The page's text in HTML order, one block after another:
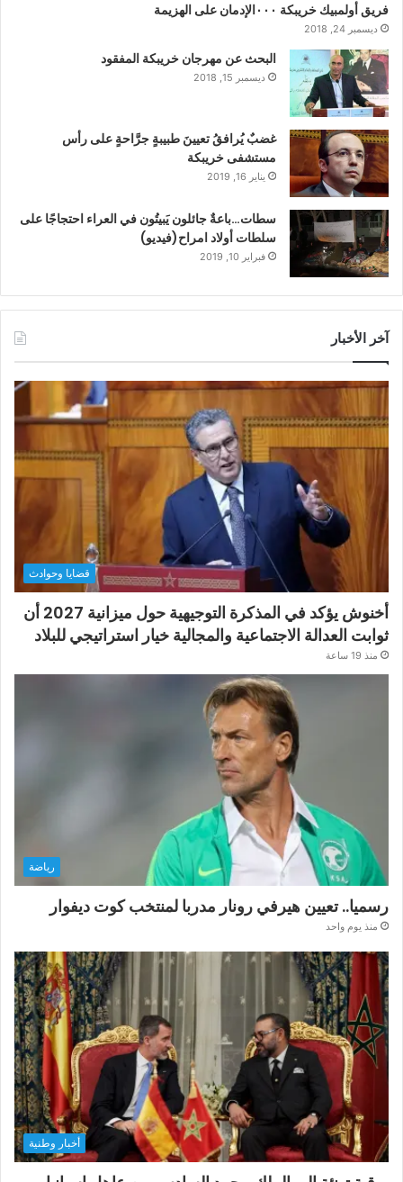
فريق أولمبيك خريبكة ٠٠٠الإدمان على الهزيمة
ديسمبر 24, 2018
البحث عن مهرجان خريبكة المفقود
ديسمبر 15, 2018
غضبٌ يُرافقُ تعيينَ طبيبةٍ جرَّاحةٍ على رأس
مستشفى خريبكة
يناير 16, 2019
سطات…باعةٌ جائلون يَبيتُون في العراء احتجاجًا على
سلطات أولاد امراح(فيديو)
فبراير 10, 2019
آخر الأخبار
قضايا وحوادث
أخنوش يؤكد في المذكرة التوجيهية حول ميزانية 2027 أن
ثوابت العدالة الاجتماعية والمجالية خيار استراتيجي للبلاد
منذ 19 ساعة
رياضة
رسميا.. تعيين هيرفي رونار مدربا لمنتخب كوت ديفوار
منذ يوم واحد
أخبار وطنية